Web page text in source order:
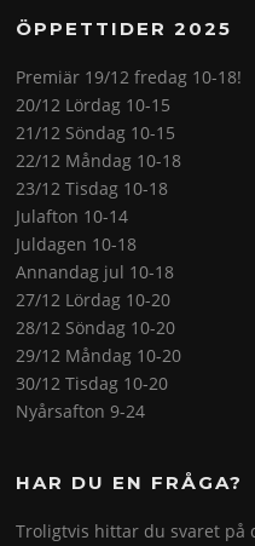
ÖPPETTIDER 2025
Premiär 19/12 fredag 10-18!
20/12 Lördag 10-15
21/12 Söndag 10-15
22/12 Måndag 10-18
23/12 Tisdag 10-18
Julafton 10-14
Juldagen 10-18
Annandag jul 10-18
27/12 Lördag 10-20
28/12 Söndag 10-20
29/12 Måndag 10-20
30/12 Tisdag 10-20
Nyårsafton 9-24
HAR DU EN FRÅGA?
Troligtvis hittar du svaret på